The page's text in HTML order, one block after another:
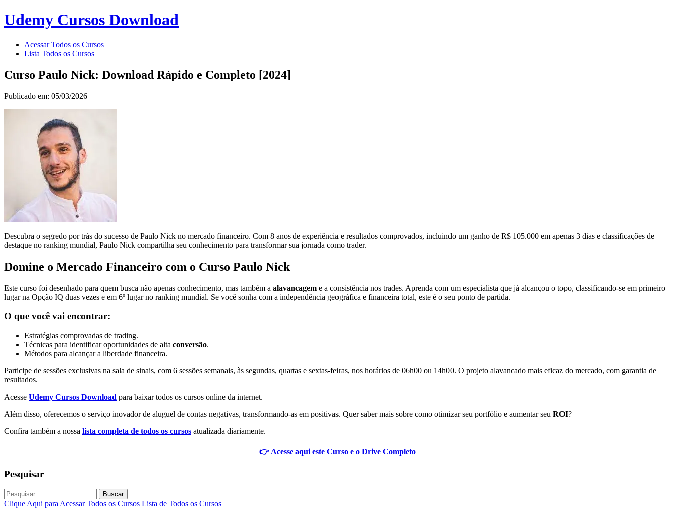
Udemy Cursos Download
Acessar Todos os Cursos
Lista Todos os Cursos
Curso Paulo Nick: Download Rápido e Completo [2024]
Publicado em: 05/03/2026
Descubra o segredo por trás do sucesso de Paulo Nick no mercado financeiro. Com 8 anos de experiência e resultados comprovados, incluindo um ganho de R$ 105.000 em apenas 3 dias e classificações de
destaque no ranking mundial, Paulo Nick compartilha seu conhecimento para transformar sua jornada como trader.
Domine o Mercado Financeiro com o Curso Paulo Nick
Este curso foi desenhado para quem busca não apenas conhecimento, mas também a alavancagem e a consistência nos trades. Aprenda com um especialista que já alcançou o topo, classificando-se em primeiro
lugar na Opção IQ duas vezes e em 6º lugar no ranking mundial. Se você sonha com a independência geográfica e financeira total, este é o seu ponto de partida.
O que você vai encontrar:
Estratégias comprovadas de trading.
Técnicas para identificar oportunidades de alta conversão.
Métodos para alcançar a liberdade financeira.
Participe de sessões exclusivas na sala de sinais, com 6 sessões semanais, às segundas, quartas e sextas-feiras, nos horários de 06h00 ou 14h00. O projeto alavancado mais eficaz do mercado, com garantia de
resultados.
Acesse Udemy Cursos Download para baixar todos os cursos online da internet.
Além disso, oferecemos o serviço inovador de aluguel de contas negativas, transformando-as em positivas. Quer saber mais sobre como otimizar seu portfólio e aumentar seu ROI?
Confira também a nossa lista completa de todos os cursos atualizada diariamente.
👉 Acesse aqui este Curso e o Drive Completo
Pesquisar
Buscar
Clique Aqui para Acessar Todos os Cursos Lista de Todos os Cursos